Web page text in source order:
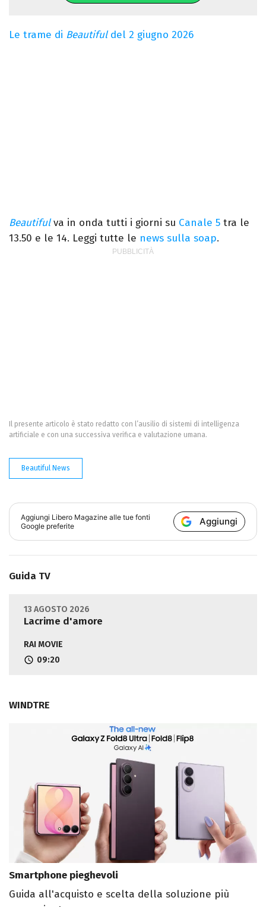
Le trame di Beautifuldel 2 giugno 2026
Beautifulva in onda tutti i giorni su Canale 5 tra le
13.50 e le 14. Leggi tutte le news sulla soap.
Il presente articolo è stato redatto con l’ausilio di sistemi di intelligenza
artificiale e con una successiva verifica e valutazione umana.
Beautiful News
Aggiungi Libero Magazine alle tue fonti
Google preferite
Aggiungi
Guida TV
13 AGOSTO 2026
Lacrime d'amore
RAI MOVIE
09:20
WINDTRE
Smartphone pieghevoli
Guida all'acquisto e scelta della soluzione più